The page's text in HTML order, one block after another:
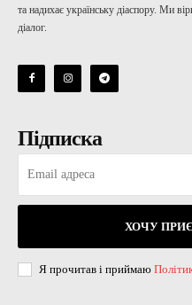
та надихає українську діаспору. Ми
діалог.
Підписка
ХОЧУ
Я прочитав і приймаю